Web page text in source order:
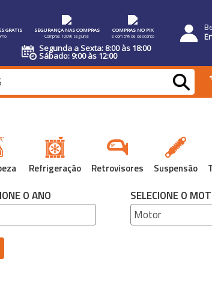
GRATIS SEGURANÇA NAS COMPRAS
Compras 100% seguras
COMPRAS NO PIX
e com 5% de desconto
Segunda a Sexta: 8:00 às 18:00
Sábado: 9:00 às 12:00
Refrigeração Retrovisores Suspensão
O ANO SELECIONE O